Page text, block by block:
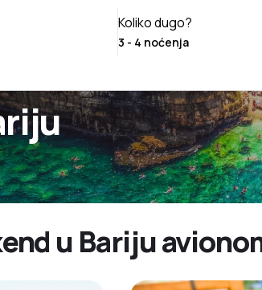
Koliko dugo?
u Bariju